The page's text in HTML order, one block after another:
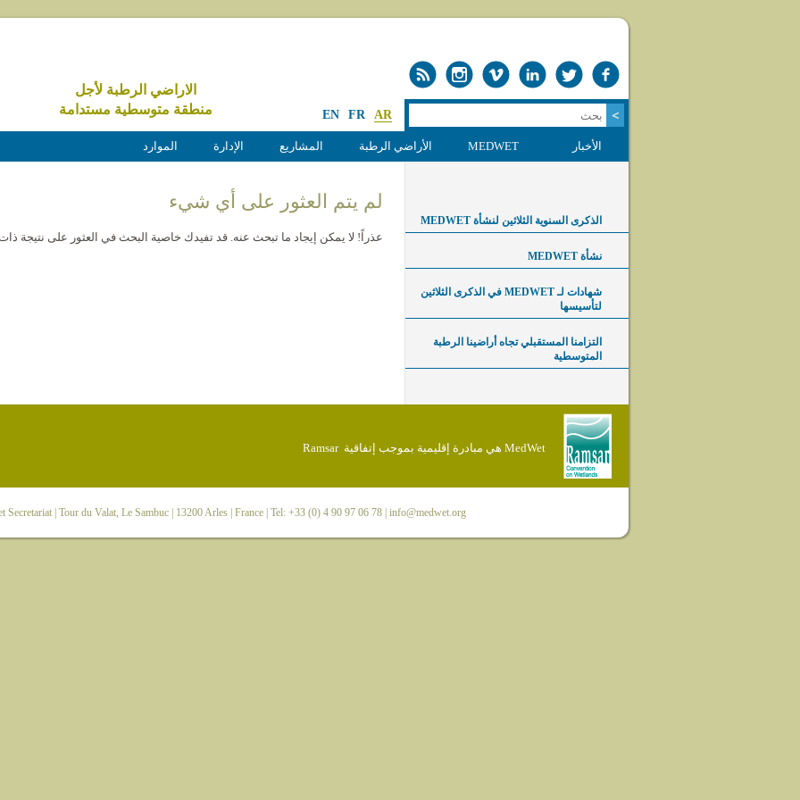
الاراضي الرطبة لأجل
منطقة متوسطية مستدامة
EN FR AR
الأخبار MEDWET الأراضي الرطبة المشاريع الإدارة الموارد
لم يتم العثور على أي شيء
عذراً! لا يمكن إيجاد ما تبحث عنه. قد تفيدك خاصية البحث في العثور على نتيجة
الذكرى السنوية الثلاثين لنشأة MEDWET
نشأة MEDWET
شهادات لـ MEDWET في الذكرى الثلاثين
لتأسيسها
التزامنا المستقبلي تجاه أراضينا الرطبة
المتوسطية
MedWet هي مبادرة إقليمية بموجب إتفاقية Ramsar
Secretariat| Tour du Valat, Le Sambuc | 13200 Arles | France | Tel: +33 (0) 4 90 97 06 78 | info@medwet.org